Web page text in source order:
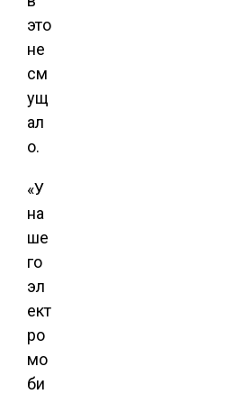
это
не
см
ущ
ал
о.
«У
на
ше
го
эл
ект
ро
мо
би